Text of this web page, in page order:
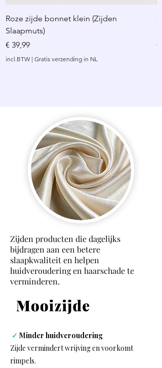
Roze zijde bonnet klein (Zijden
Slaapmuts)
Prijs
€ 39,99
incl.BTW | Gratis verzending in NL
€
Zijden producten die dagelijks
bijdragen aan een betere
slaapkwaliteit en helpen
huidveroudering en haarschade te
verminderen.
✓ Minder huidveroudering
Zijde vermindert wrijving en voorkomt
rimpels.